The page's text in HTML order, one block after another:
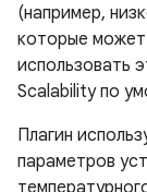
(например,
которые может
использовать
Scalability по
Плагин
параметров